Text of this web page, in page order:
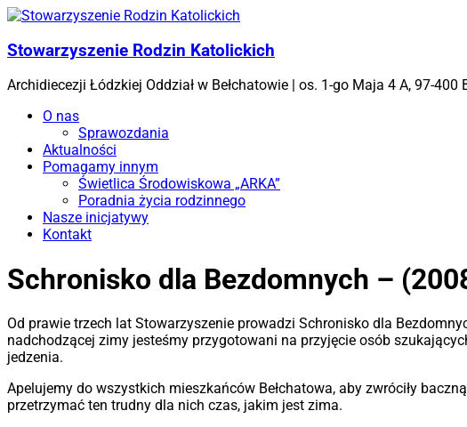
Skip
content
Stowarzyszenie Rodzin Katolickich
Archidiecezji Łódzkiej Oddział w Bełchatowie | os. 1-go Maja 4 A, 97-400
Menu
O nas
Sprawozdania
Aktualności
Pomagamy innym
Świetlica Środowiskowa „ARKA”
Poradnia życia rodzinnego
Nasze inicjatywy
Kontakt
Schronisko dla Bezdomnych –
Od prawie trzech lat Stowarzyszenie prowadzi Schronisko dla
nadchodzącej zimy jesteśmy przygotowani na przyjęcie osób
jedzenia.
Apelujemy do wszystkich mieszkańców Bełchatowa, aby zwróciły
przetrzymać ten trudny dla nich czas, jakim jest zima.